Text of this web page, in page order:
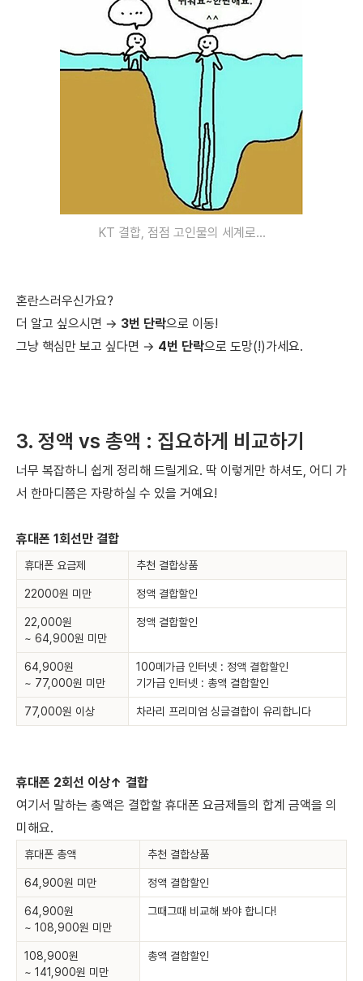
KT 결합, 점점 고인물의 세계로...
혼란스러우신가요?
더 알고 싶으시면 → 3번 단락으로 이동!
그냥 핵심만 보고 싶다면 → 4번 단락으로 도망(!)가세요.
3. 정액 vs 총액 : 집요하게 비교하기
너무 복잡하니 쉽게 정리해 드릴게요. 딱 이렇게만 하셔도, 어디 가
서 한마디쯤은 자랑하실 수 있을 거예요!
휴대폰 1회선만 결합
휴대폰 요금제 추천 결합상품
22000원 미만 정액 결합할인
22,000원
~ 64,900원 미만
정액 결합할인
64,900원
~ 77,000원 미만
100메가급 인터넷 : 정액 결합할인
기가급 인터넷 : 총액 결합할인
77,000원 이상 차라리 프리미엄 싱글결합이 유리합니다
휴대폰 2회선 이상↑ 결합
여기서 말하는 총액은 결합할 휴대폰 요금제들의 합계 금액을 의
미해요.
휴대폰 총액 추천 결합상품
64,900원 미만 정액 결합할인
64,900원
~ 108,900원 미만
그때그때 비교해 봐야 합니다!
108,900원
~ 141,900원 미만
총액 결합할인